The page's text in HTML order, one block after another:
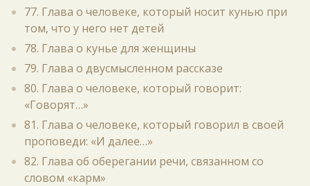
77. Глава о человеке, который носит кунью при
том, что у него нет детей
78. Глава о кунье для женщины
79. Глава о двусмысленном рассказе
80. Глава о человеке, который говорит:
«Говорят…»
81. Глава о человеке, который говорил в своей
проповеди: «И далее…»
82. Глава об оберегании речи, связанном со
словом «карм»